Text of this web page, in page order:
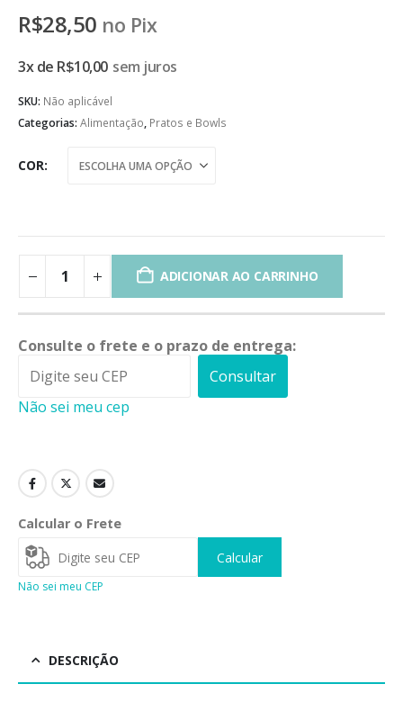
R$28,50 no Pix
3x de R$10,00 sem juros
SKU: Não aplicável
Categorias: Alimentação, Pratos e Bowls
COR
ADICIONAR AO CARRINHO
Consulte o frete e o prazo de entrega:
Consultar
Não sei meu cep
Calcular o Frete
Calcular
Não sei meu CEP
DESCRIÇÃO